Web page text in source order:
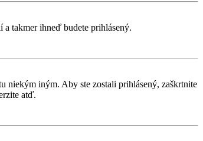
takmer ihneď budete prihlásený.
niekým iným. Aby ste zostali prihlásený, zaškrtnite
atď.